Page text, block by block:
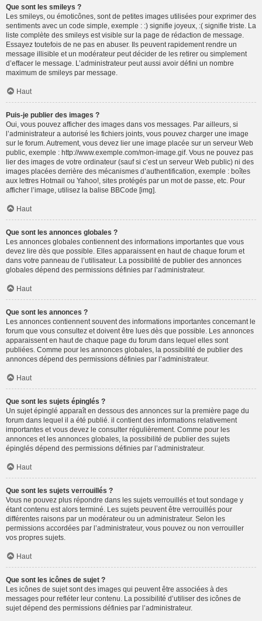
Que sont les smileys ?
Les smileys, ou émoticônes, sont de petites images utilisées pour exprimer des
sentiments avec un code simple, exemple : :) signifie joyeux, :( signifie triste. La
liste complète des smileys est visible sur la page de rédaction de message.
Essayez toutefois de ne pas en abuser. Ils peuvent rapidement rendre un
message illisible et un modérateur peut décider de les retirer ou simplement
d’effacer le message. L’administrateur peut aussi avoir défini un nombre
maximum de smileys par message.
Haut
Puis-je publier des images ?
Oui, vous pouvez afficher des images dans vos messages. Par ailleurs, si
l’administrateur a autorisé les fichiers joints, vous pouvez charger une image
sur le forum. Autrement, vous devez lier une image placée sur un serveur Web
public, exemple : http://www.exemple.com/mon-image.gif. Vous ne pouvez pas
lier des images de votre ordinateur (sauf si c’est un serveur Web public) ni des
images placées derrière des mécanismes d’authentification, exemple : boîtes
aux lettres Hotmail ou Yahoo!, sites protégés par un mot de passe, etc. Pour
afficher l’image, utilisez la balise BBCode [img].
Haut
Que sont les annonces globales ?
Les annonces globales contiennent des informations importantes que vous
devez lire dès que possible. Elles apparaissent en haut de chaque forum et
dans votre panneau de l’utilisateur. La possibilité de publier des annonces
globales dépend des permissions définies par l’administrateur.
Haut
Que sont les annonces ?
Les annonces contiennent souvent des informations importantes concernant le
forum que vous consultez et doivent être lues dès que possible. Les annonces
apparaissent en haut de chaque page du forum dans lequel elles sont
publiées. Comme pour les annonces globales, la possibilité de publier des
annonces dépend des permissions définies par l’administrateur.
Haut
Que sont les sujets épinglés ?
Un sujet épinglé apparaît en dessous des annonces sur la première page du
forum dans lequel il a été publié. il contient des informations relativement
importantes et vous devez le consulter régulièrement. Comme pour les
annonces et les annonces globales, la possibilité de publier des sujets
épinglés dépend des permissions définies par l’administrateur.
Haut
Que sont les sujets verrouillés ?
Vous ne pouvez plus répondre dans les sujets verrouillés et tout sondage y
étant contenu est alors terminé. Les sujets peuvent être verrouillés pour
différentes raisons par un modérateur ou un administrateur. Selon les
permissions accordées par l’administrateur, vous pouvez ou non verrouiller
vos propres sujets.
Haut
Que sont les icônes de sujet ?
Les icônes de sujet sont des images qui peuvent être associées à des
messages pour refléter leur contenu. La possibilité d’utiliser des icônes de
sujet dépend des permissions définies par l’administrateur.